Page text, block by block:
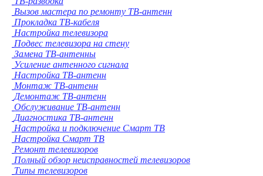
Вызов мастера по ремонту ТВ-антенн
Прокладка ТВ-кабеля
Настройка телевизора
Подвес телевизора на стену
Замена ТВ-антенны
Усиление антенного сигнала
Настройка ТВ-антенн
Монтаж ТВ-антенн
Демонтаж ТВ-антенн
Обслуживание ТВ-антенн
Диагностика ТВ-антенн
Настройка и подключение Смарт ТВ
Настройка Смарт ТВ
Ремонт телевизоров
Полный обзор неисправностей телевизоров
Типы телевизоров